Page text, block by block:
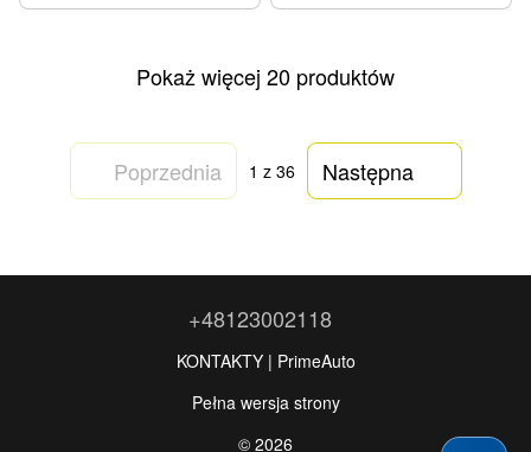
Pokaż więcej 20 produktów
Poprzednia 1 z 36 Następna
+48123002118
KONTAKTY | PrimeAuto
Pełna wersja strony
© 2026